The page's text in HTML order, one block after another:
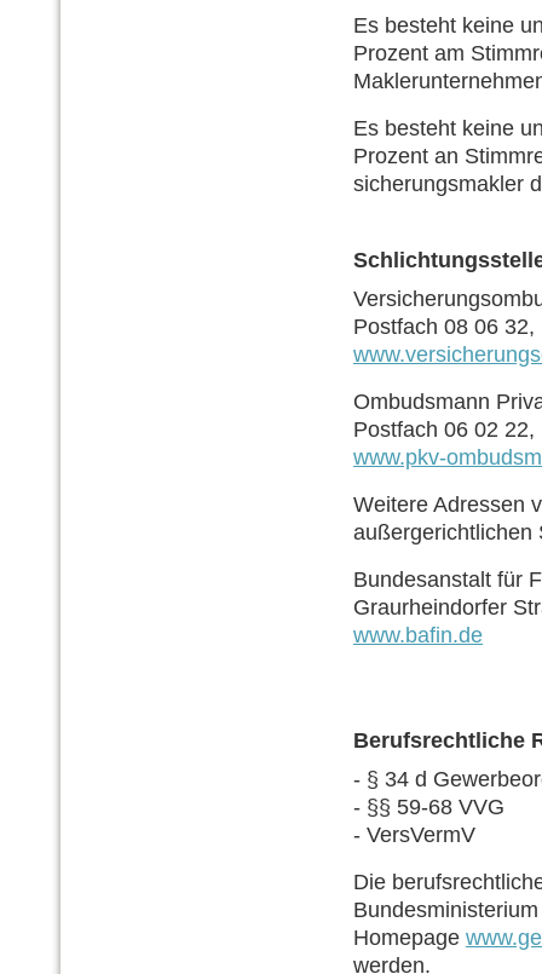
Es besteht keine
Prozent am
Es besteht keine
Prozent an
sicherungs­makler
Postfach 08 06
Ombudsmann
Postfach 06 02
www.pkv-
Weitere Adressen
außergerichtlichen
Bundesanstalt für
Graurheindorfer
www.bafin.de
Berufsrechtliche
- § 34 d
- §§ 59-68 VVG
- VersVermV
Die
Homepage
werden.